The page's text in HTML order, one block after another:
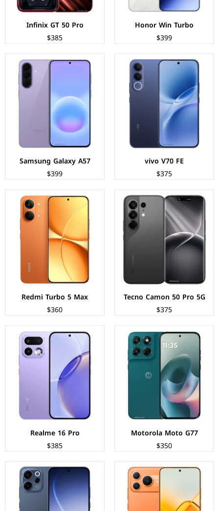
Honor Win Turbo
$399
Infinix GT 50 Pro
$385
vivo V70 FE
$375
Samsung Galaxy A57
$399
Tecno Camon 50 Pro 5G
$375
الشاشة:AMOLED بحجم 6.78 بوصة بدقة 1208p
المعالج:
الكاميرات:خلفية 50+50+8 م.ب/ امامية 50 م.ب
الذاكرة+الرام:256/512 + 8/12 جيجابايت
نظام التشغيل:Android 16
عرض المواصفات ←
Redmi Turbo 5 Max
$360
الشاشة:
المعالج:
الكاميرات:خلفية 50+8 م.ب/ امامية 20 م.ب
الذاكرة+الرام:256/512 + 12/16 جيجابايت
نظام التشغيل: Android 16
البطارية:9000 مللي أمبير - 100 واط
عرض المواصفات ←
Motorola Moto G77
$350
الشاشة:AMOLED بحجم 6.78 بوصة بدقة 1272p
المعالج:Mediatek Dimensity 6400
الكاميرات:خلفية 108+8 م.ب/ امامية 32 م.ب
الذاكرة+الرام:128/256 + 8 جيجابايت
نظام التشغيل:Android 16
Realme 16 Pro
$385
الشاشة:AMOLED بحجم 6.78 بوصة بدقة 1272p
المعالج:
الكاميرات:
خلفية 200+8 م.ب/ امامية 50 م.ب
الذاكرة+الرام:128/256 + 8/12 جيجابايت
نظام التشغيل:
البطارية:
عرض المواصفات ←
المعالج:Mediatek Dimensity 8500 Elite
الكاميرات: خلفية 50+5 م.ب/ امامية 16 م.ب
الذاكرة+الرام:256/512 + 12 جيجابايت
نظام التشغيل:
البطارية:10080 مللي امبير - 80 واط
عرض المواصفات ←
الشاشة:
المعالج:Qualcomm Snapdragon 6 Gen 1
الكاميرات:خلفية 50+8+2 م.ب/ امامية 50 م.ب
الذاكرة+الرام:128/256/512 + 8/12 جيجابايت
نظام التشغيل:Android 16
عرض المواصفات ←
المعالج:
الكاميرات:خلفية 50+12 م.ب/ أمامية 50 م.ب
الشاشة:AMOLED بحجم 6.83 بوصة بدقة 1280p
المعالج:Mediatek Dimensity 7400 Ultra
الكاميرات:خلفية 200+8 م.ب/ امامية 20 م.ب
الذاكرة+الرام:256/512 + 8/12 جيجابايت